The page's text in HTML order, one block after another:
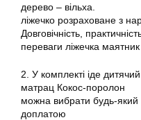
дерево – вільха.
ліжечко розраховане з
Довговічність,
переваги ліжечка
2. У комплекті іде
матрац Кокос-поролон
можна вибрати будь-
доплатою